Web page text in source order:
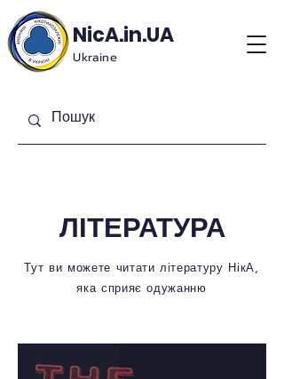
NicA.in.UA
Ukraine
ЛІТЕРАТУРА
Тут ви можете читати літературу НікА,
яка сприяє одужанню